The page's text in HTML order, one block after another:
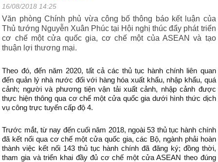
16/08/2018 14:25
Văn phòng Chính phủ vừa công bố thông báo kết luận của
Thủ tướng Nguyễn Xuân Phúc tại Hội nghị thúc đẩy phát triển
cơ chế một cửa quốc gia, cơ chế một của ASEAN và tạo
thuận lợi thương mại.
Theo đó, đến năm 2020, tất cả các thủ tục hành chính liên quan
đến quản lý nhà nước đối với hàng hóa xuất khẩu, nhập khẩu, quá
cảnh; người và phương tiện vận tải xuất cảnh, nhập cảnh được
thực hiện thông qua cơ chế một cửa quốc gia dưới hình thức dịch
vụ công trực tuyến cấp độ 4.
Trước mắt, từ nay đến cuối năm 2018, ngoài 53 thủ tục hành chính
đã kết nối qua cơ chế một cửa quốc gia, các Bộ, ngành phải hoàn
thành việc kết nối 143 thủ tục hành chính đã đăng ký; đồng thời,
tham gia và triển khai đầy đủ cơ chế một cửa ASEAN theo đúng